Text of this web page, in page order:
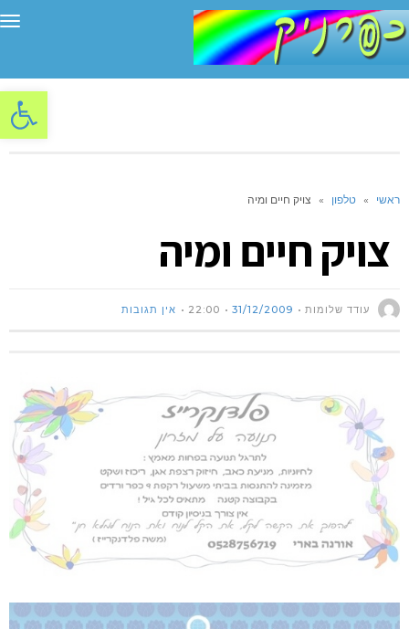
פתח
ראשי » טלפון » צויק חיים ומיה
צויק חיים ומיה
עודד שלומות 31/12/2009
22:00 אין תגובות